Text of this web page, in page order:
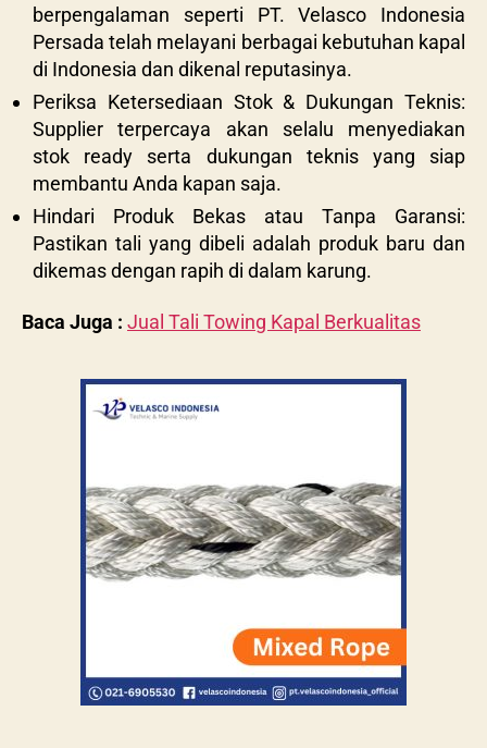
berpengalaman seperti PT. Velasco Indonesia
Persada telah melayani berbagai kebutuhan kapal
di Indonesia dan dikenal reputasinya.
Periksa Ketersediaan Stok & Dukungan Teknis:
Supplier terpercaya akan selalu menyediakan
stok ready serta dukungan teknis yang siap
membantu Anda kapan saja.
Hindari Produk Bekas atau Tanpa Garansi:
Pastikan tali yang dibeli adalah produk baru dan
dikemas dengan rapih di dalam karung.
Baca Juga : Jual Tali Towing Kapal Berkualitas